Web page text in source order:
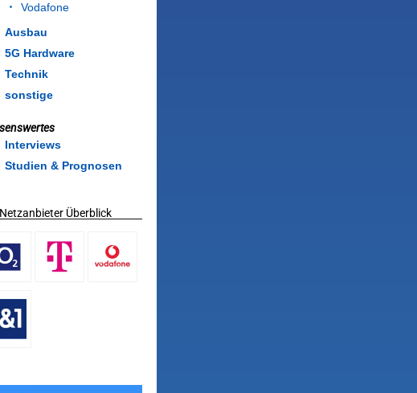
Vodafone
Ausbau
5G Hardware
Technik
sonstige
Interviews
Studien & Prognosen
Überblick